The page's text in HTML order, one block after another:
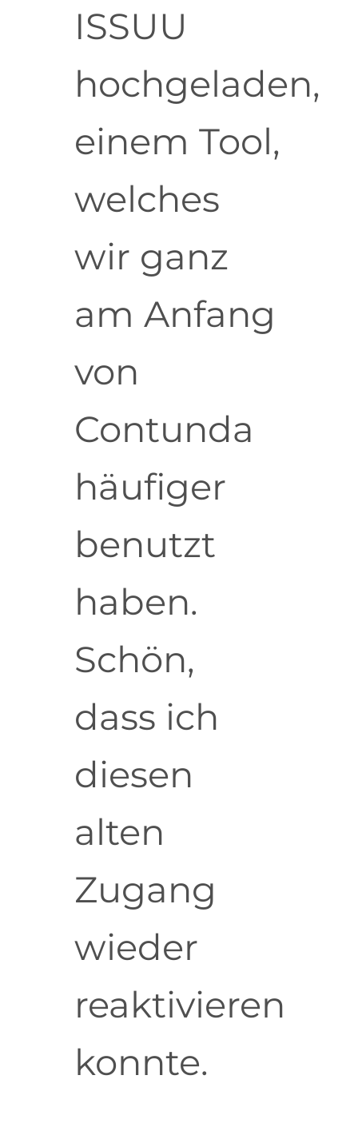
ISSUU
hochgeladen,
einem Tool,
welches
wir ganz
am Anfang
von
Contunda
häufiger
benutzt
haben.
Schön,
dass ich
diesen
alten
Zugang
wieder
reaktivieren
konnte.